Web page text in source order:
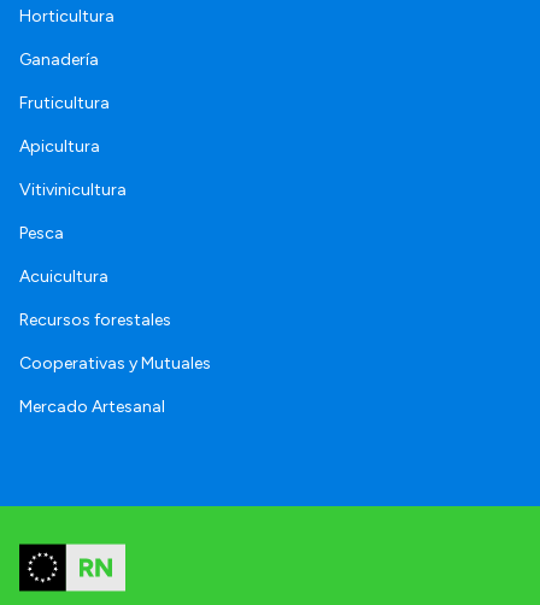
Horticultura
Ganadería
Fruticultura
Apicultura
Vitivinicultura
Pesca
Acuicultura
Recursos forestales
Cooperativas y Mutuales
Mercado Artesanal